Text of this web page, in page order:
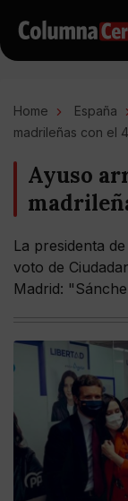
Home España
madrileñas con el
Ayuso
La presidenta
voto de
Madrid: